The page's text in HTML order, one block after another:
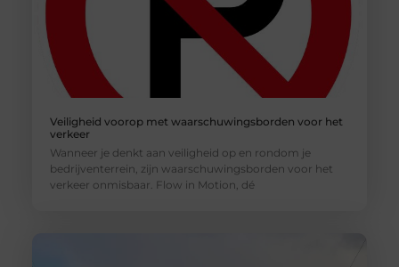
Veiligheid voorop met waarschuwingsborden voor het
verkeer
Wanneer je denkt aan veiligheid op en rondom je
bedrijventerrein, zijn waarschuwingsborden voor het
verkeer onmisbaar. Flow in Motion, dé